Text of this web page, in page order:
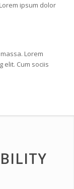
ipsum dolor
Lorem
elit. Cum sociis